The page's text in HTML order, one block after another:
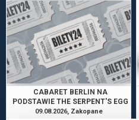
CABARET BERLIN NA
PODSTAWIE THE SERPENT'S EGG
(JAJO WĘŻA) INGMARA
09.08.2026, Zakopane